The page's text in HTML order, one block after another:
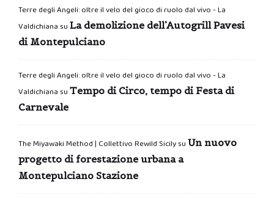
Terre degli Angeli: oltre il velo del gioco di ruolo dal vivo - La
Valdichiana su La demolizione dell’Autogrill Pavesi
di Montepulciano
Terre degli Angeli: oltre il velo del gioco di ruolo dal vivo - La
Valdichiana su Tempo di Circo, tempo di Festa di
Carnevale
The Miyawaki Method | Collettivo Rewild Sicilysu Un nuovo
progetto di forestazione urbana a
Montepulciano Stazione